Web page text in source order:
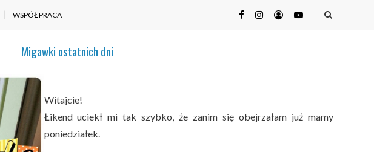
WSPÓŁPRACA
Migawki ostatnich dni
Witajcie!
Łikend uciekł mi tak szybko, że zanim się obejrzałam już mamy
poniedziałek.